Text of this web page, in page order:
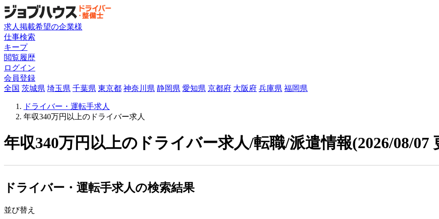
求人掲載希望の企業様
仕事検索
キープ
閲覧履歴
ログイン
会員登録
全国 茨城県 埼玉県 千葉県 東京都 神奈川県 静岡県 愛知県 京都府 大阪府 兵庫県 福岡県
ドライバー・運転手求人
年収340万円以上のドライバー求人
年収340万円以上のドライバー求人/転職/派遣情報(2026/08/07
ドライバー・運転手求人の検索結果
並び替え